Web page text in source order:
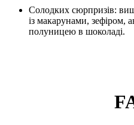
Солодких сюрпризів:
із макарунами, зефіром,
полуницею в шоколаді.